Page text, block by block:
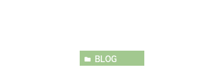
BLOG